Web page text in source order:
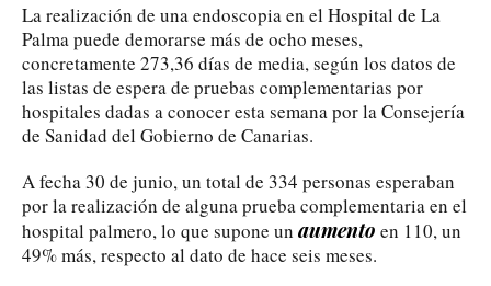
La realización de una endoscopia en el Hospital de La
Palma puede demorarse más de ocho meses,
concretamente 273,36 días de media, según los datos de
las listas de espera de pruebas complementarias por
hospitales dadas a conocer esta semana por la Consejería
de Sanidad del Gobierno de Canarias.
A fecha 30 de junio, un total de 334 personas esperaban
por la realización de alguna prueba complementaria en el
hospital palmero, lo que supone un aumento en 110, un
49% más, respecto al dato de hace seis meses.